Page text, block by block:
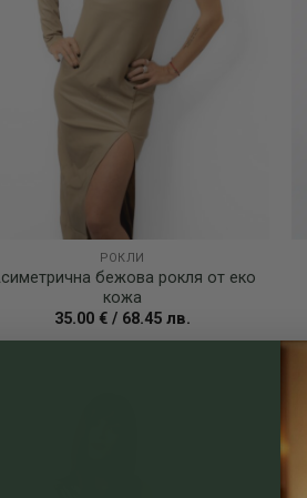
РОКЛИ
бежова рокля от еко
кожа
35.00 € / 68.45 лв.